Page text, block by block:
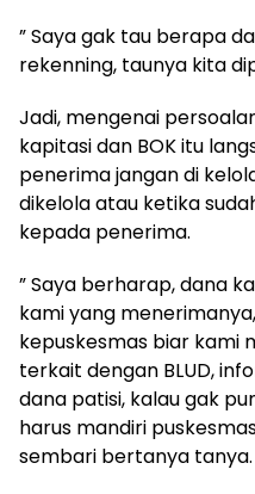
” Saya gak tau berapa
rekenning, taunya kita
Jadi, mengenai
kapitasi dan BOK itu
penerima jangan di
dikelola atau ketika
kepada penerima.
” Saya berharap, dana
kami yang
kepuskesmas biar kami
terkait dengan BLUD,
dana patisi, kalau gak
harus mandiri
sembari bertanya tanya.